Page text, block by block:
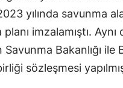
yılında savunma
imzalamıştı.
Bakanlığı ile
sözleşmesi